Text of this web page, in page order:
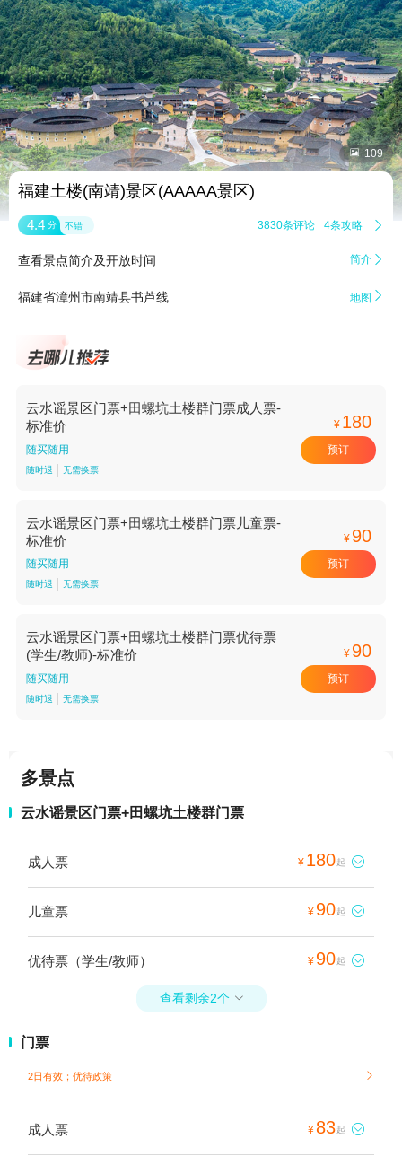
 109
福建土楼(南靖)景区(AAAAA景区)
4.4 分 不错 3830条评论 4条攻略 
查看景点简介及开放时间 简介 
福建省漳州市南靖县书芦线 地图 
云水谣景区门票+田螺坑土楼群门票成人票-
标准价
随买随用
随时退 无需换票
¥ 180
预订
云水谣景区门票+田螺坑土楼群门票儿童票-
标准价
随买随用
随时退 无需换票
¥ 90
预订
云水谣景区门票+田螺坑土楼群门票优待票
(学生/教师)-标准价
随买随用
随时退 无需换票
¥ 90
预订
多景点
云水谣景区门票+田螺坑土楼群门票
成人票 ¥ 180起 
儿童票 ¥ 90起 
优待票（学生/教师） ¥ 90起 
查看剩余2个 
门票
2日有效； 优待政策 
成人票 ¥ 83起 
